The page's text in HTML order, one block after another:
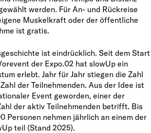
werden. Für An- und Rückreise
Muskelkraft oder der öffentliche
ist gratis.
ist eindrücklich. Seit dem Start
der Expo.02 hat slowUp ein
erlebt. Jahr für Jahr stiegen die Zahl
der Teilnehmenden. Aus der Idee ist
Event geworden, einer der
der aktiv Teilnehmenden betrifft. Bis
Personen nehmen jährlich an einem der
teil (Stand 2025).